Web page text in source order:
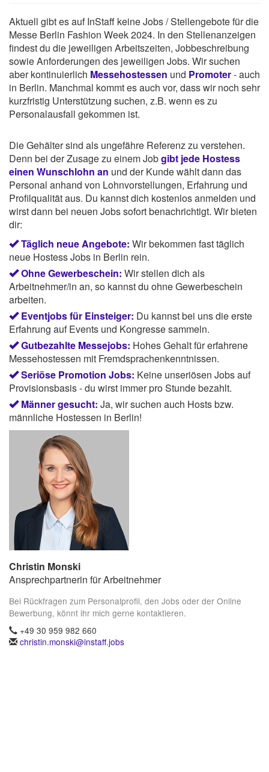
Aktuell gibt es auf InStaff keine Jobs / Stellengebote für die
Messe Berlin Fashion Week 2024. In den Stellenanzeigen
findest du die jeweiligen Arbeitszeiten, Jobbeschreibung
sowie Anforderungen des jeweiligen Jobs. Wir suchen
aber kontinuierlich Messehostessen und Promoter- auch
in Berlin. Manchmal kommt es auch vor, dass wir noch sehr
kurzfristig Unterstützung suchen, z.B. wenn es zu
Personalausfall gekommen ist.
Die Gehälter sind als ungefähre Referenz zu verstehen.
Denn bei der Zusage zu einem Jobgibt jede Hostess
einen Wunschlohn an und der Kunde wählt dann das
Personal anhand von Lohnvorstellungen, Erfahrung und
Profilqualität aus. Du kannst dich kostenlos anmelden und
wirst dann bei neuen Jobs sofort benachrichtigt. Wir bieten
dir:
Täglich neue Angebote: Wir bekommen fast täglich
neue Hostess Jobs in Berlin rein.
Ohne Gewerbeschein: Wir stellen dich als
Arbeitnehmer/in an, so kannst du ohne Gewerbeschein
arbeiten.
Eventjobs für Einsteiger: Du kannst bei uns die erste
Erfahrung auf Events und Kongresse sammeln.
Gutbezahlte Messejobs: Hohes Gehalt für erfahrene
Messehostessen mit Fremdsprachenkenntnissen.
Seriöse Promotion Jobs: Keine unseriösen Jobs auf
Provisionsbasis - du wirst immer pro Stunde bezahlt.
Männer gesucht: Ja, wir suchen auch Hosts bzw.
männliche Hostessen in Berlin!
Christin Monski
Ansprechpartnerin für Arbeitnehmer
Bei Rückfragen zum Personalprofil, den Jobs oder der Online
Bewerbung, könnt ihr mich gerne kontaktieren.
+49 30 959 982 660
christin.monski@instaff.jobs